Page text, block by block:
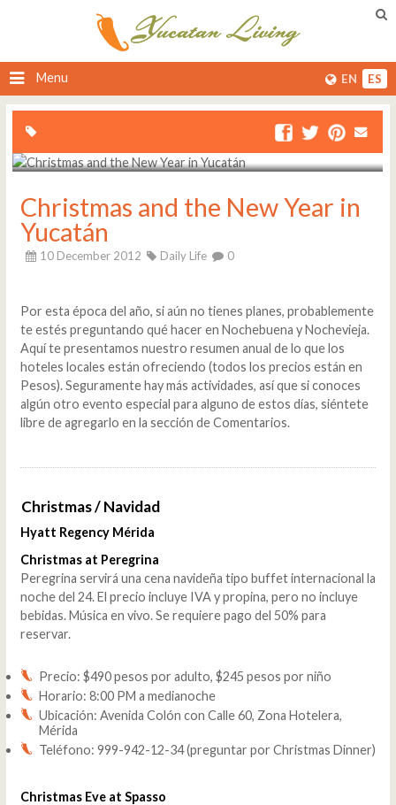
Menu EN ES
Christmas and the New Year in
Yucatán
10 December 2012 Daily Life 0
Por esta época del año, si aún no tienes planes, probablemente
te estés preguntando qué hacer en Nochebuena y Nochevieja.
Aquí te presentamos nuestro resumen anual de lo que los
hoteles locales están ofreciendo (todos los precios están en
Pesos). Seguramente hay más actividades, así que si conoces
algún otro evento especial para alguno de estos días, siéntete
libre de agregarlo en la sección de Comentarios.
Christmas / Navidad
Hyatt Regency Mérida
Christmas at Peregrina
Peregrina servirá una cena navideña tipo buffet internacional la
noche del 24. El precio incluye IVA y propina, pero no incluye
bebidas. Música en vivo. Se requiere pago del 50% para
reservar.
Precio: $490 pesos por adulto, $245 pesos por niño
Horario: 8:00 PM a medianoche
Ubicación: Avenida Colón con Calle 60, Zona Hotelera,
Mérida
Teléfono: 999-942-12-34 (preguntar por Christmas Dinner)
Christmas Eve at Spasso